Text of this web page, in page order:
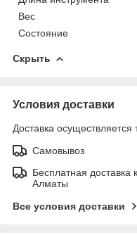
Вес
Состояние
Скрыть
Условия доставки
Доставка осуществляется
Самовывоз
Бесплатная доставка
Алматы
Все условия доставки